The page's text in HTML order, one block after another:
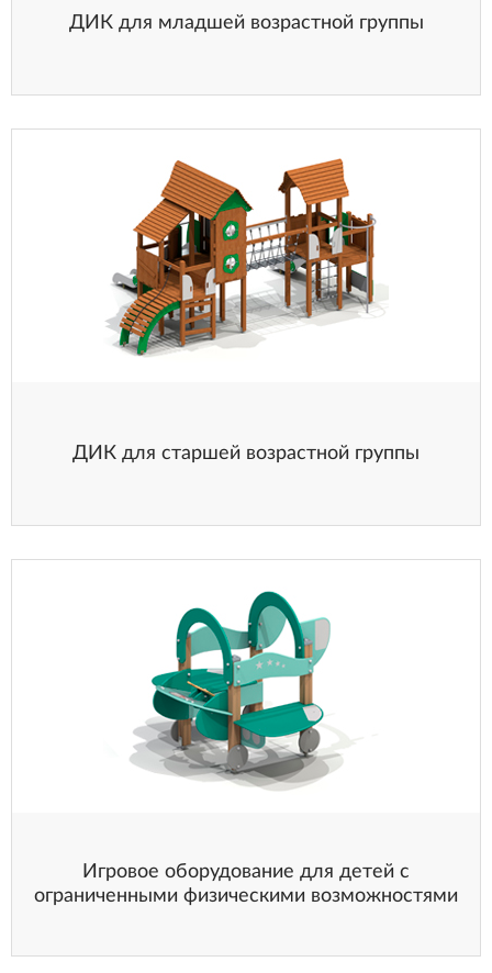
ДИК для младшей возрастной группы
ДИК для старшей возрастной группы
Игровое оборудование для детей с
ограниченными физическими возможностями